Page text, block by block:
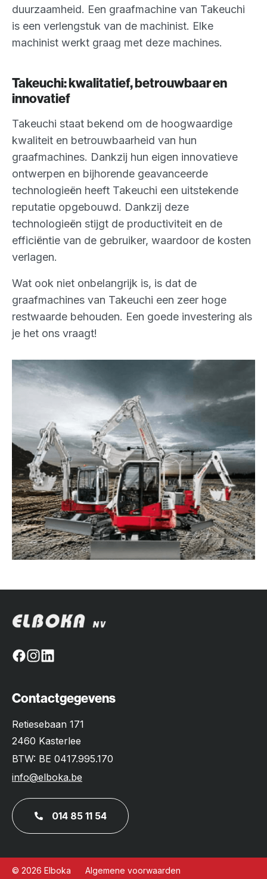
duurzaamheid. Een graafmachine van Takeuchi
is een verlengstuk van de machinist. Elke
machinist werkt graag met deze machines.
Takeuchi: kwalitatief, betrouwbaar en
innovatief
Takeuchi staat bekend om de hoogwaardige
kwaliteit en betrouwbaarheid van hun
graafmachines. Dankzij hun eigen innovatieve
ontwerpen en bijhorende geavanceerde
technologieën heeft Takeuchi een uitstekende
reputatie opgebouwd. Dankzij deze
technologieën stijgt de productiviteit en de
efficiëntie van de gebruiker, waardoor de kosten
verlagen.
Wat ook niet onbelangrijk is, is dat de
graafmachines van Takeuchi een zeer hoge
restwaarde behouden. Een goede investering als
je het ons vraagt!
Facebook
Instagram
Contactgegevens
Retiesebaan 171
2460 Kasterlee
BTW: BE 0417.995.170
info@elboka.be
014 85 11 54
© 2026 Elboka Algemene voorwaarden